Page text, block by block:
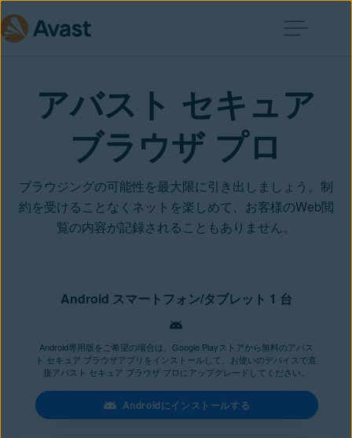
アバスト セキュア
ブラウザ プロ
ブラウジングの可能性を最大限に引き出しましょう。制
約を受けることなくネットを楽しめて、お客様のWeb閲
覧の内容が記録されることもありません。
Android スマートフォン/タブレット 1 台
Android専用版をご希望の場合は、Google Playストアから無料のアバス
ト セキュア ブラウザアプリをインストールして、お使いのデバイスで直
接アバスト セキュア ブラウザ プロにアップグレードしてください。
Androidにインストールする